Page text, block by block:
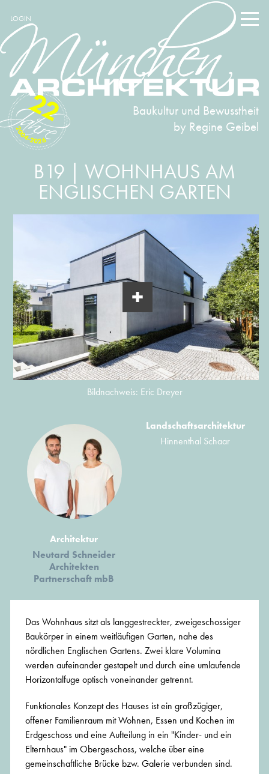
LOGIN
Baukultur und Bewusstheit
by Regine Geibel
2004-2026
22
B19 | WOHNHAUS AM
ENGLISCHEN GARTEN
Bildnachweis: Eric Dreyer
Architektur
Neutard Schneider
Architekten
Partnerschaft mbB
Landschaftsarchitektur
Hinnenthal Schaar
Das Wohnhaus sitzt als langgestreckter, zweigeschossiger
Baukörper in einem weitläufigen Garten, nahe des
nördlichen Englischen Gartens. Zwei klare Volumina
werden aufeinander gestapelt und durch eine umlaufende
Horizontalfuge optisch voneinander getrennt.
Funktionales Konzept des Hauses ist ein großzügiger,
offener Familienraum mit Wohnen, Essen und Kochen im
Erdgeschoss und eine Aufteilung in ein "Kinder- und ein
Elternhaus" im Obergeschoss, welche über eine
gemeinschaftliche Brücke bzw. Galerie verbunden sind.